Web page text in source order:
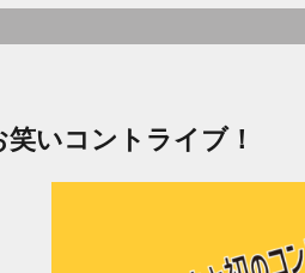
笑いコントライブ！